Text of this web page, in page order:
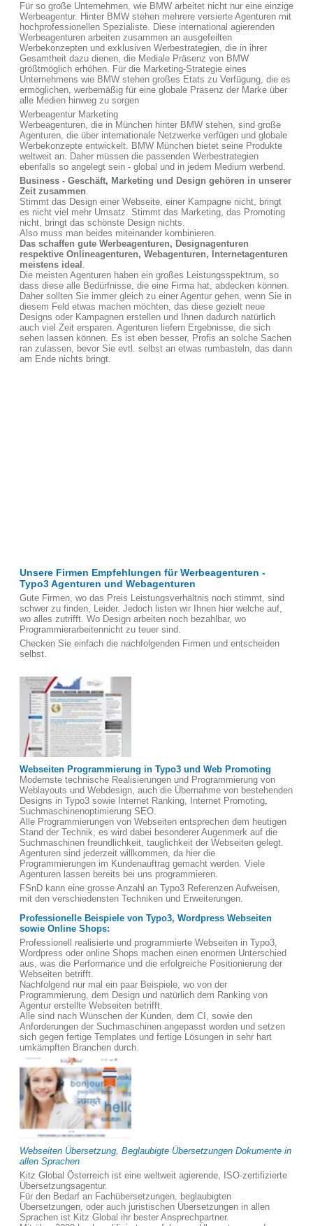
Für so große Unternehmen, wie BMW arbeitet nicht nur eine einzige
Werbeagentur. Hinter BMW stehen mehrere versierte Agenturen mit
hochprofessionellen Spezialiste. Diese international agierenden
Werbeagenturen arbeiten zusammen an ausgefeilten
Werbekonzepten und exklusiven Werbestrategien, die in ihrer
Gesamtheit dazu dienen, die Mediale Präsenz von BMW
größtmöglich erhöhen. Für die Marketing-Strategie eines
Unternehmens wie BMW stehen großes Etats zu Verfügung, die es
ermöglichen, werbemäßig für eine globale Präsenz der Marke über
alle Medien hinweg zu sorgen
Werbeagentur Marketing
Werbeagenturen, die in München hinter BMW stehen, sind große
Agenturen, die über internationale Netzwerke verfügen und globale
Werbekonzepte entwickelt. BMW München bietet seine Produkte
weltweit an. Daher müssen die passenden Werbestrategien
ebenfalls so angelegt sein - global und in jedem Medium werbend.
Business - Geschäft, Marketing und Design gehören in unserer
Zeit zusammen.
Stimmt das Design einer Webseite, einer Kampagne nicht, bringt
es nicht viel mehr Umsatz. Stimmt das Marketing, das Promoting
nicht, bringt das schönste Design nichts.
Also muss man beides miteinander kombinieren.
Das schaffen gute Werbeagenturen, Designagenturen
respektive Onlineagenturen, Webagenturen, Internetagenturen
meistens ideal .
Die meisten Agenturen haben ein großes Leistungsspektrum, so
dass diese alle Bedürfnisse, die eine Firma hat, abdecken können.
Daher sollten Sie immer gleich zu einer Agentur gehen, wenn Sie in
diesem Feld etwas machen möchten, das diese gezielt neue
Designs oder Kampagnen erstellen und Ihnen dadurch natürlich
auch viel Zeit ersparen. Agenturen liefern Ergebnisse, die sich
sehen lassen können. Es ist eben besser, Profis an solche Sachen
ran zulassen, bevor Sie evtl. selbst an etwas rumbasteln, das dann
am Ende nichts bringt.
Unsere Firmen Empfehlungen für Werbeagenturen -
Typo3 Agenturen und Webagenturen
Gute Firmen, wo das Preis Leistungsverhältnis noch stimmt, sind
schwer zu finden, Leider. Jedoch listen wir Ihnen hier welche auf,
wo alles zutrifft. Wo Design arbeiten noch bezahlbar, wo
Programmierarbeitennicht zu teuer sind.
Checken Sie einfach die nachfolgenden Firmen und entscheiden
selbst.
Webseiten Programmierung in Typo3 und Web Promoting
Modernste technische Realisierungen und Programmierung von
Weblayouts und Webdesign, auch die Übernahme von bestehenden
Designs in Typo3 sowie Internet Ranking, Internet Promoting,
Suchmaschinenoptimierung SEO.
Alle Programmierungen von Webseiten entsprechen dem heutigen
Stand der Technik, es wird dabei besonderer Augenmerk auf die
Suchmaschinen freundlichkeit, tauglichkeit der Webseiten gelegt.
Agenturen sind jederzeit willkommen, da hier die
Programmierungen im Kundenauftrag gemacht werden. Viele
Agenturen lassen bereits bei uns programmieren.
FSnD kann eine grosse Anzahl an Typo3 Referenzen Aufweisen,
mit den verschiedensten Techniken und Erweiterungen.
Professionelle Beispiele von Typo3, Wordpress Webseiten
sowie Online Shops:
Professionell realisierte und programmierte Webseiten in Typo3,
Wordpress oder online Shops machen einen enormen Unterschied
aus, was die Performance und die erfolgreiche Positionierung der
Webseiten betrifft.
Nachfolgend nur mal ein paar Beispiele, wo von der
Programmierung, dem Design und natürlich dem Ranking von
Agentur erstellte Webseiten betrifft.
Alle sind nach Wünschen der Kunden, dem CI, sowie den
Anforderungen der Suchmaschinen angepasst worden und setzen
sich gegen fertige Templates und fertige Lösungen in sehr hart
umkämpften Branchen durch.
Webseiten Übersetzung, Beglaubigte Übersetzungen Dokumente in
allen Sprachen
Kitz Global Österreich ist eine weltweit agierende, ISO-zertifizierte
Übersetzungsagentur.
Für den Bedarf an Fachübersetzungen, beglaubigten
Übersetzungen, oder auch juristischen Übersetzungen in allen
Sprachen ist Kitz Global ihr bester Ansprechpartner.